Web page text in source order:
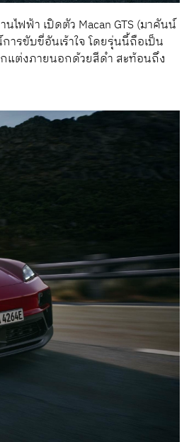
ไฟฟ้า เปิดตัว Macan GTS (มาคันน์
รขับขี่อันเร้าใจ โดยรุ่นนี้ถือเป็น
แต่งภายนอกด้วยสีดำ สะท้อนถึง